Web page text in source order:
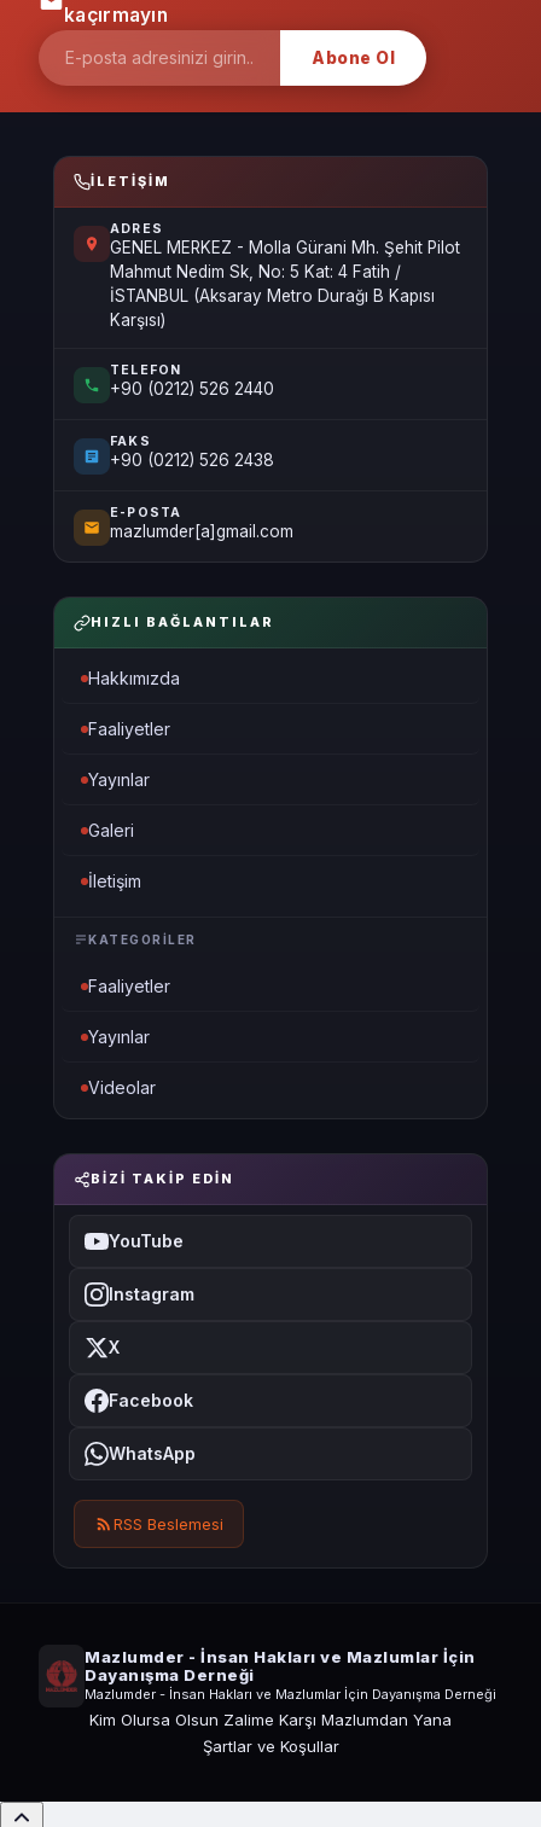
kaçırmayın
Abone Ol
İLETIŞIM
ADRES
GENEL MERKEZ - Molla Gürani Mh. Şehit Pilot
Mahmut Nedim Sk, No: 5 Kat: 4 Fatih /
İSTANBUL (Aksaray Metro Durağı B Kapısı
Karşısı)
TELEFON
+90 (0212) 526 2440
FAKS
+90 (0212) 526 2438
E-POSTA
mazlumder[a]gmail.com
HIZLI BAĞLANTILAR
Hakkımızda
Faaliyetler
Yayınlar
Galeri
İletişim
KATEGORILER
Faaliyetler
Yayınlar
Videolar
BIZI TAKIP EDIN
YouTube
Instagram
X
Facebook
WhatsApp
RSS Beslemesi
Mazlumder - İnsan Hakları ve Mazlumlar İçin
Dayanışma Derneği
Mazlumder - İnsan Hakları ve Mazlumlar İçin Dayanışma Derneği
Kim Olursa Olsun Zalime Karşı Mazlumdan Yana
Şartlar ve Koşullar